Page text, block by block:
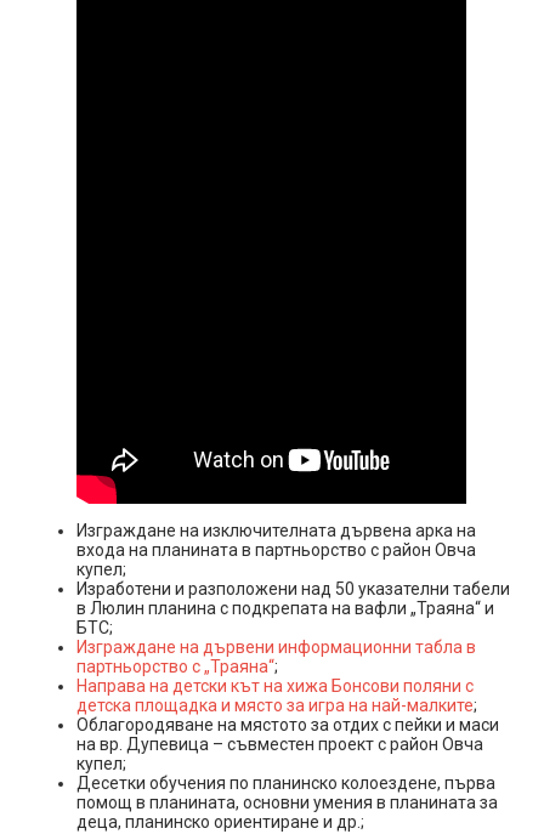
Изграждане на изключителната дървена арка на
входа на планината в партньорство с район Овча
купел;
Изработени и разположени над 50 указателни табели
в Люлин планина с подкрепата на вафли „Траяна“ и
БТС;
Изграждане на дървени информационни табла в
партньорство с „Траяна“;
Направа на детски кът на хижа Бонсови поляни с
детска площадка и място за игра на най-малките;
Облагородяване на мястото за отдих с пейки и маси
на вр. Дупевица – съвместен проект с район Овча
купел;
Десетки обучения по планинско колоездене, първа
помощ в планината, основни умения в планината за
деца, планинско ориентиране и др.;